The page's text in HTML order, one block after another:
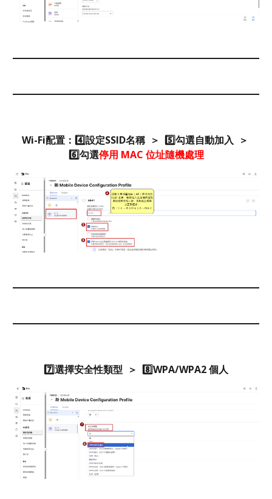
Wi-Fi配置：4️⃣設定SSID名稱 ＞ 5️⃣勾選自動加入 ＞
6️⃣勾選停用 MAC 位址隨機處理
7️⃣選擇安全性類型 ＞ 8️⃣WPA/WPA2個人